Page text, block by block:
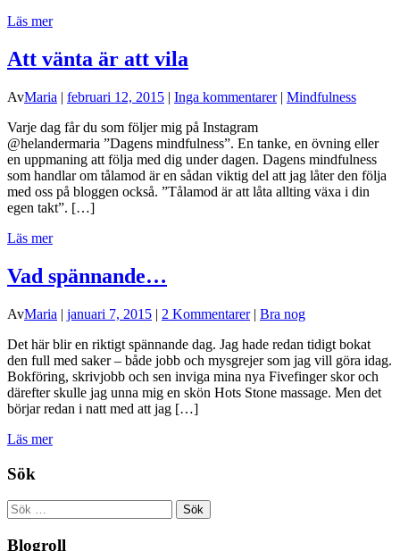
Läs mer
Att vänta är att vila
AvMaria | februari 12, 2015 | Inga kommentarer| Mindfulness
Varje dag får du som följer mig på Instagram
@helandermaria ”Dagens mindfulness”. En tanke, en övning eller
en uppmaning att följa med dig under dagen. Dagens mindfulness
som handlar om tålamod är en sådan viktig del att jag låter den följa
med oss på bloggen också. ”Tålamod är att låta allting växa i din
egen takt”. […]
Läs mer
Vad spännande…
AvMaria | januari 7, 2015 | 2 Kommentarer| Bra nog
Det här blir en riktigt spännande dag. Jag hade redan tidigt bokat
den full med saker – både jobb och mysgrejer som jag vill göra idag.
Bokföring, skrivjobb och sen inviga mina nya Fivefinger skor och
därefter skulle jag unna mig en skön Hots Stone massage. Men det
börjar redan i natt med att jag […]
Läs mer
Sök
Sök
efter:
Blogroll